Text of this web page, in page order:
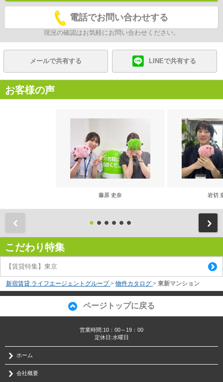
電話でお問い合わせする
現況の確認はお気軽にお問い合わせください。
メールで共有する LINEで共有する
お客様の声
藤原 史奈 岩切
こだわり特集
【賃貸特集】東京
新宿賃貸 ライフエージェントグループ > 物件カタログ > 東新マンション
ページトップに戻る
営業時間:10：00～19：00
定休日:水曜日
ホーム
会社概要